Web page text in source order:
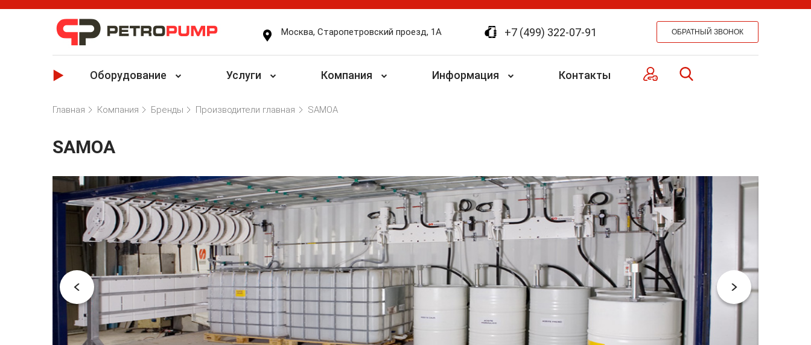
Москва, Старопетровский проезд, 1А +7 (499) 322-07-91
Оборудование Услуги Компания Информация Контакты
Главная Компания Бренды Производители главная SAMOA
SAMOA